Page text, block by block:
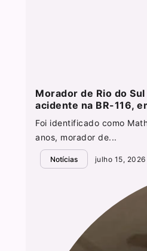
Morador de Rio do
acidente na BR-116,
Foi identificado como
anos, morador de...
Notícias julho 15, 2026